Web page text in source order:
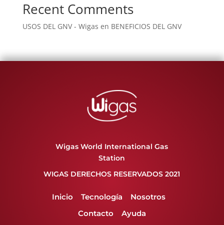
Recent Comments
USOS DEL GNV - Wigas en BENEFICIOS DEL GNV
Wigas World International Gas
Station
WIGAS DERECHOS RESERVADOS 2021
Inicio Tecnología
Nosotros
Contacto
Ayuda